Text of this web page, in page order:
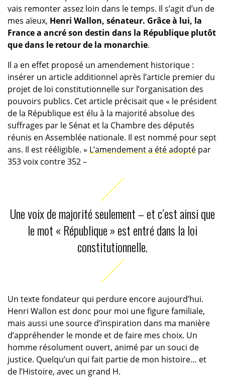
vais remonter assez loin dans le temps. Il s’agit d’un de
mes aïeux, Henri Wallon, sénateur. Grâce à lui, la
France a ancré son destin dans la République plutôt
que dans le retour de la monarchie.
Il a en effet proposé un amendement historique :
insérer un article additionnel après l’article premier du
projet de loi constitutionnelle sur l’organisation des
pouvoirs publics. Cet article précisait que « le président
de la République est élu à la majorité absolue des
suffrages par le Sénat et la Chambre des députés
réunis en Assemblée nationale. Il est nommé pour sept
ans. Il est rééligible. » L’amendement a été adoptépar
353 voix contre 352 –
Une voix de majorité seulement – et c’est ainsi que
le mot « République » est entré dans la loi
constitutionnelle.
Un texte fondateur qui perdure encore aujourd’hui.
Henri Wallon est donc pour moi une figure familiale,
mais aussi une source d’inspiration dans ma manière
d’appréhender le monde et de faire mes choix. Un
homme résolument ouvert, animé par un souci de
justice. Quelqu’un qui fait partie de mon histoire… et
de l’Histoire, avec un grand H.